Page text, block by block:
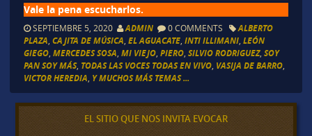
Vale la pena escucharlos.
SEPTIEMBRE 5, 2020 ADMIN 0 COMMENTS
ALBERTO
PLAZA CAJITA DE MÚSICA EL AGUACATE, INTI ILLIMANI, LEÓN
GIEGO, MERCEDES SOSA MI VIEJO, PIERO, SILVIO RODRIGUEZ, SOY
PAN SOY MÁS, TODAS LAS VOCES TODAS EN VIVO, VASIJA DE BARRO,
VICTOR HEREDIA Y MUCHOS MÁS TEMAS ...
EL SITIO QUE NOS INVITA EVOCAR